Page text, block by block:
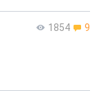
1854 9